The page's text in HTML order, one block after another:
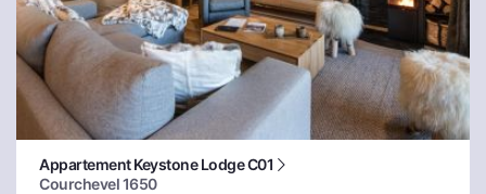
Appartement Keystone Lodge C01
Courchevel 1650